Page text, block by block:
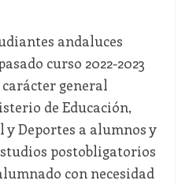
andaluces
curso 2022-2023
carácter general
de Educación,
Deportes a alumnos y
postobligatorios
con necesidad